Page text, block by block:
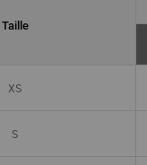
Taille
XS
S